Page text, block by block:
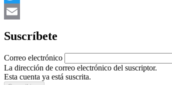
Twitter
Suscríbete
Correo electrónico
La dirección de correo electrónico del suscriptor.
Esta cuenta ya está suscrita.